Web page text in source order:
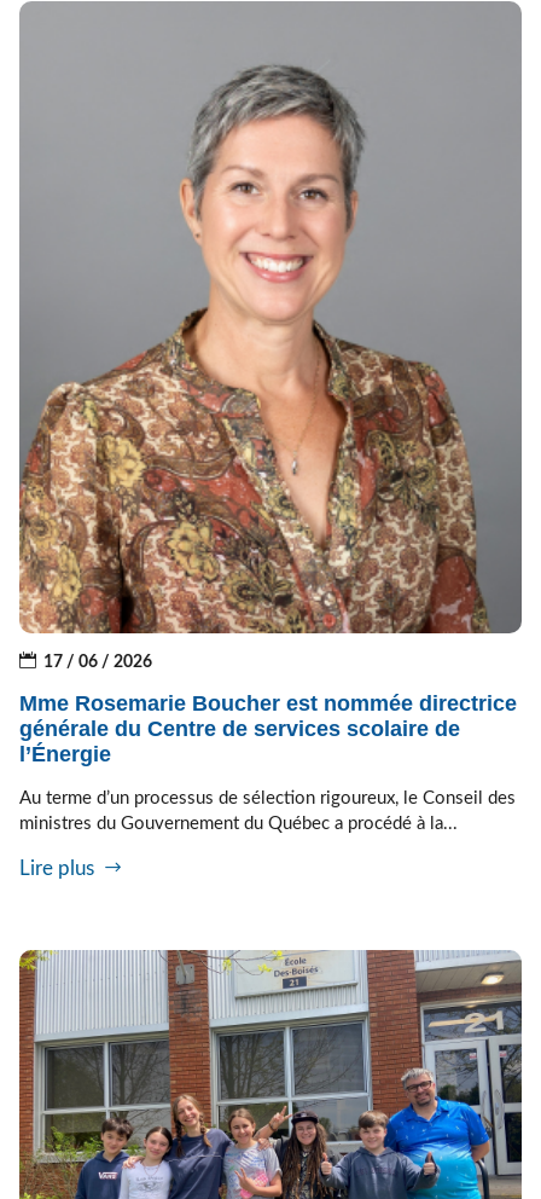
17 / 06 / 2026
Mme Rosemarie Boucher est nommée directrice
générale du Centre de services scolaire de
l’Énergie
Au terme d’un processus de sélection rigoureux, le Conseil des
ministres du Gouvernement du Québec a procédé à la...
Lire plus